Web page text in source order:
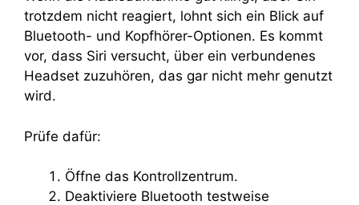
trotzdem nicht reagiert, lohnt sich ein Blick auf
Bluetooth- und Kopfhörer-Optionen. Es kommt
vor, dass Siri versucht, über ein verbundenes
Headset zuzuhören, das gar nicht mehr genutzt
wird.
Prüfe dafür:
Öffne das Kontrollzentrum.
Deaktiviere Bluetooth testweise